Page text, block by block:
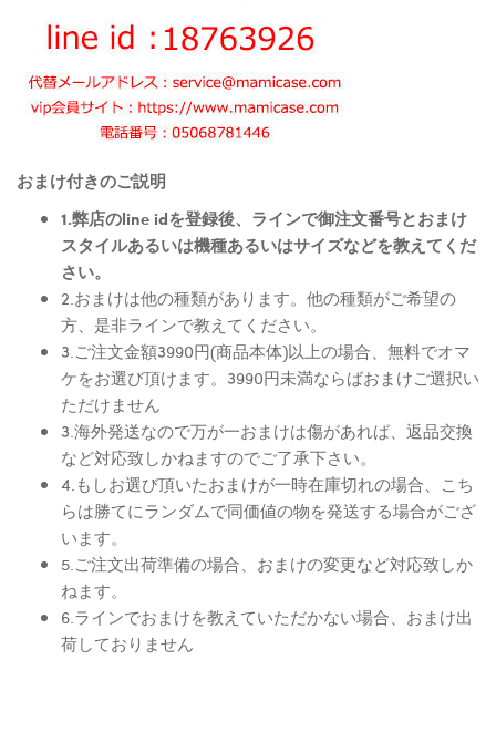
おまけ付きのご説明
1.弊店のline idを登録後、ラインで御注文番号とおまけ
スタイルあるいは機種あるいはサイズなどを教えてくだ
さい。
2.おまけは他の種類があります。他の種類がご希望の
方、是非ラインで教えてください。
3.ご注文金額3990円(商品本体)以上の場合、無料でオマ
ケをお選び頂けます。3990円未満ならばおまけご選択い
ただけません
3.海外発送なので万が一おまけは傷があれば、返品交換
など対応致しかねますのでご了承下さい。
4.もしお選び頂いたおまけが一時在庫切れの場合、こち
らは勝てにランダムで同価値の物を発送する場合がござ
います。
5.ご注文出荷準備の場合、おまけの変更など対応致しか
ねます。
6.ラインでおまけを教えていただかない場合、おまけ出
荷しておりません